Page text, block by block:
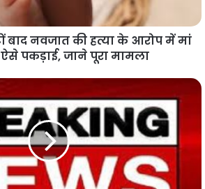
नवजात की हत्या के आरोप में मां
ऐसे पकड़ाई, जाने पूरा मामला